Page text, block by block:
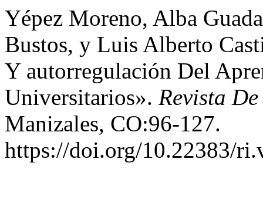
Yépez Moreno, Alba
Bustos, y Luis Alberto
Y autorregulación Del
Universitarios». Revista
Manizales, CO:96-127.
https://doi.org/10.22383/